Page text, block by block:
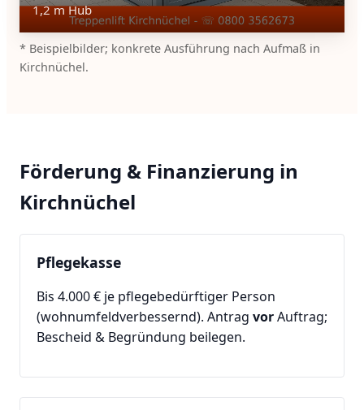
1,2 m Hub
* Beispielbilder; konkrete Ausführung nach Aufmaß in
Kirchnüchel.
Förderung & Finanzierung in
Kirchnüchel
Pflegekasse
Bis 4.000 € je pflegebedürftiger Person
(wohnumfeldverbessernd). Antrag vorAuftrag;
Bescheid & Begründung beilegen.